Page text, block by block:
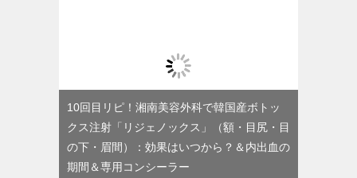
10回目リピ！湘南美容外科で韓国産ボトッ
クス注射「リジェノックス」（額・目尻・目
の下・眉間）：効果はいつから？＆内出血の
期間＆専用コンシーラー